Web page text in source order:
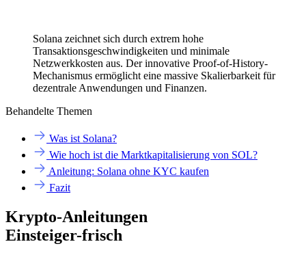
Solana zeichnet sich durch extrem hohe
Transaktionsgeschwindigkeiten und minimale
Netzwerkkosten aus. Der innovative Proof-of-History-
Mechanismus ermöglicht eine massive Skalierbarkeit für
dezentrale Anwendungen und Finanzen.
Behandelte Themen
Was ist Solana?
Wie hoch ist die Marktkapitalisierung von SOL?
Anleitung: Solana ohne KYC kaufen
Fazit
Krypto-Anleitungen
Einsteiger-frisch